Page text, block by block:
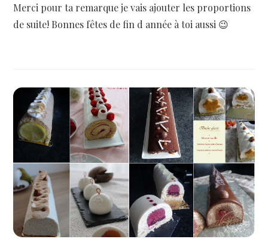
Merci pour ta remarque je vais ajouter les proportions
de suite! Bonnes fêtes de fin d année à toi aussi 😉